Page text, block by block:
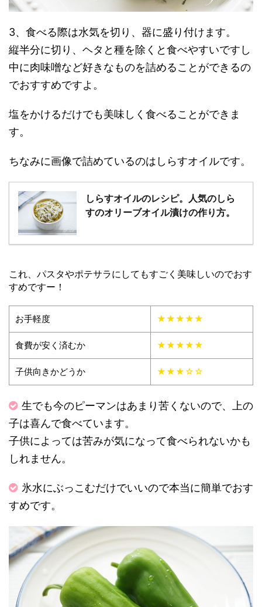
3、食べる際は水気を切り、器に盛り付けます。
縦半分に切り、ヘタと種を除くと食べやすいですし
中に肉味噌など好きなものを詰めることができるの
でおすすめですよ。
塩をかけるだけでも美味しく食べることができま
す。
ちなみに画像で詰めているのはしらすオイルです。
しらすオイルのレシピ。人気のしら
すのオリーブオイル漬けの作り方。
これ、パスタやポテサラにしてもすごく美味しいのでおす
すめですー！
お手軽度 ★★★★★
食費が安く済むか ★★★★★
子供向きかどうか ★★★☆☆
生でも今のピーマンはあまり苦くないので、上の
子は喜んで食べています。
子供によっては苦みが気になって食べられないかも
しれません。
氷水にぶっこむだけでいいので本当に簡単でおす
すめです。